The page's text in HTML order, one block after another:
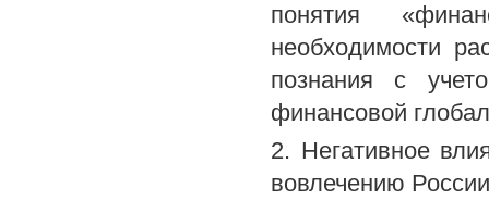
понятия
необходимости
познания с
финансовой
2. Негативное
вовлечению